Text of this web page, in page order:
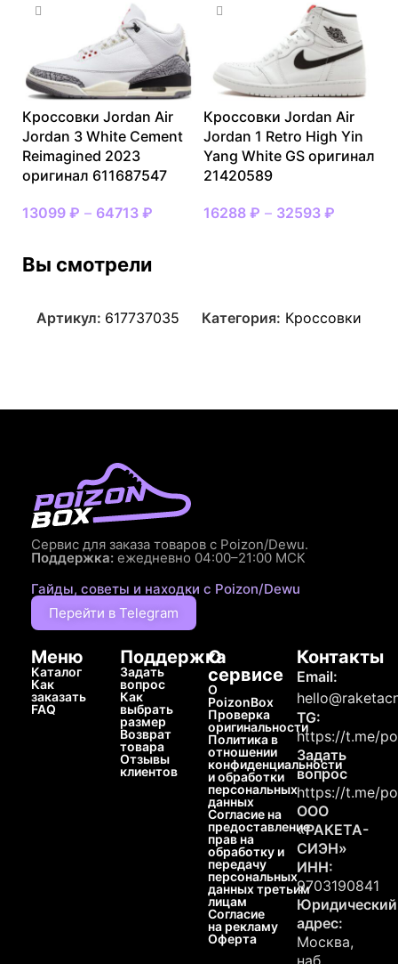
Кроссовки Jordan Air
Jordan 3 White Cement
Reimagined 2023
оригинал 611687547
13099 ₽ – 64713 ₽
Кроссовки Jordan Air
Jordan 1 Retro High Yin
Yang White GS оригинал
21420589
16288 ₽ – 32593 ₽
Вы смотрели
Артикул: 617737035 Категория: Кроссовки
Сервис для заказа товаров с Poizon/Dewu.
Поддержка: ежедневно 04:00–21:00 МСК
Гайды, советы и находки с Poizon/Dewu
Перейти в Telegram
Меню
Каталог
Как
заказать
FAQ
Поддержка
Задать
вопрос
Как
выбрать
размер
Возврат
товара
Отзывы
клиентов
О
сервисе
О
PoizonBox
Проверка
оригинальности
Политика в
отношении
конфиденциальности
и обработки
персональных
данных
Согласие на
предоставление
прав на
обработку и
передачу
персональных
данных третьим
лицам
Согласие
на рекламу
Оферта
Контакты
Email:
TG:
https://t.me/
Задать
вопрос
https://t.me/
ООО
«РАКЕТА-
СИЭН»
ИНН:
9703190841
Юридический
адрес:
Москва,
наб.